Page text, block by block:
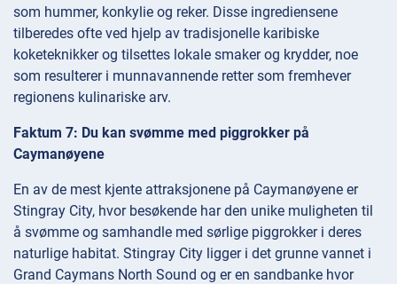
som hummer, konkylie og reker. Disse ingrediensene
tilberedes ofte ved hjelp av tradisjonelle karibiske
koketeknikker og tilsettes lokale smaker og krydder, noe
som resulterer i munnavannende retter som fremhever
regionens kulinariske arv.
Faktum 7: Du kan svømme med piggrokker på
Caymanøyene
En av de mest kjente attraksjonene på Caymanøyene er
Stingray City, hvor besøkende har den unike muligheten til
å svømme og samhandle med sørlige piggrokker i deres
naturlige habitat. Stingray City ligger i det grunne vannet i
Grand Caymans North Sound og er en sandbanke hvor